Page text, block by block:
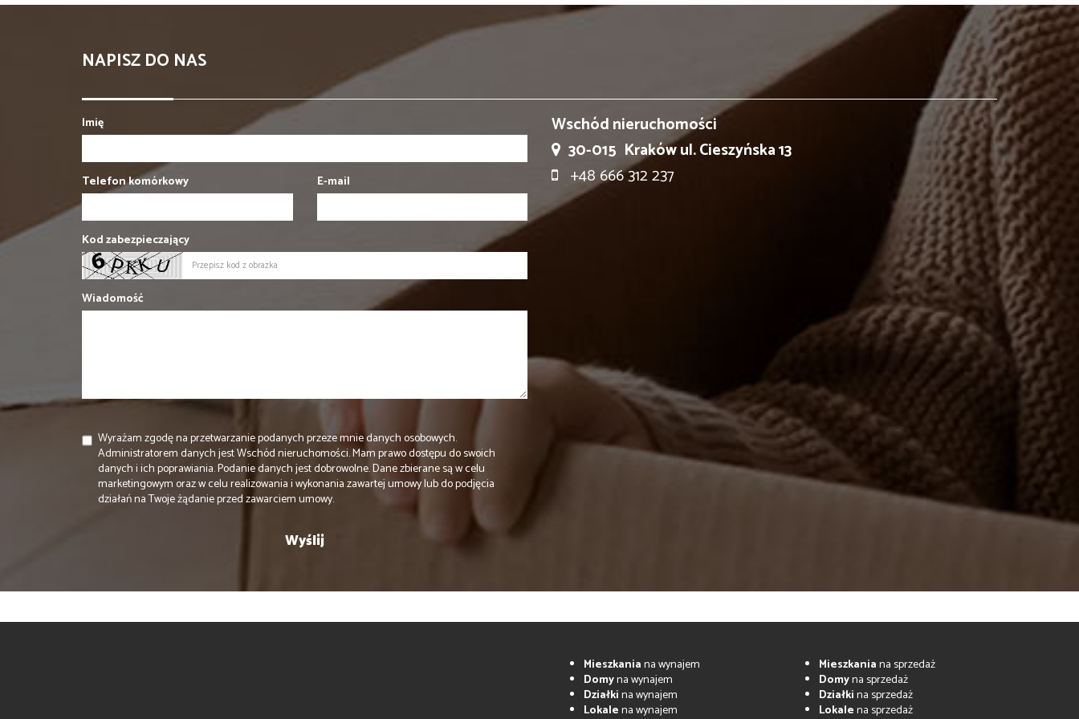
NAPISZ DO NAS
Imię
Telefon komórkowy E-mail
Kod zabezpieczający
Wiadomość
Wyrażam zgodę na przetwarzanie podanych przeze mnie danych osobowych.
Administratorem danych jest Wschód nieruchomości. Mam prawo dostępu do swoich
danych i ich poprawiania. Podanie danych jest dobrowolne. Dane zbierane są w celu
marketingowym oraz w celu realizowania i wykonania zawartej umowy lub do podjęcia
działań na Twoje żądanie przed zawarciem umowy.
Wschód nieruchomości
30-015 Kraków ul. Cieszyńska 13
+48 666 312 237
Mieszkaniana wynajem
Domyna wynajem
Działkina wynajem
Lokalena wynajem
Mieszkaniana sprzedaż
Domyna sprzedaż
Działkina sprzedaż
Lokalena sprzedaż